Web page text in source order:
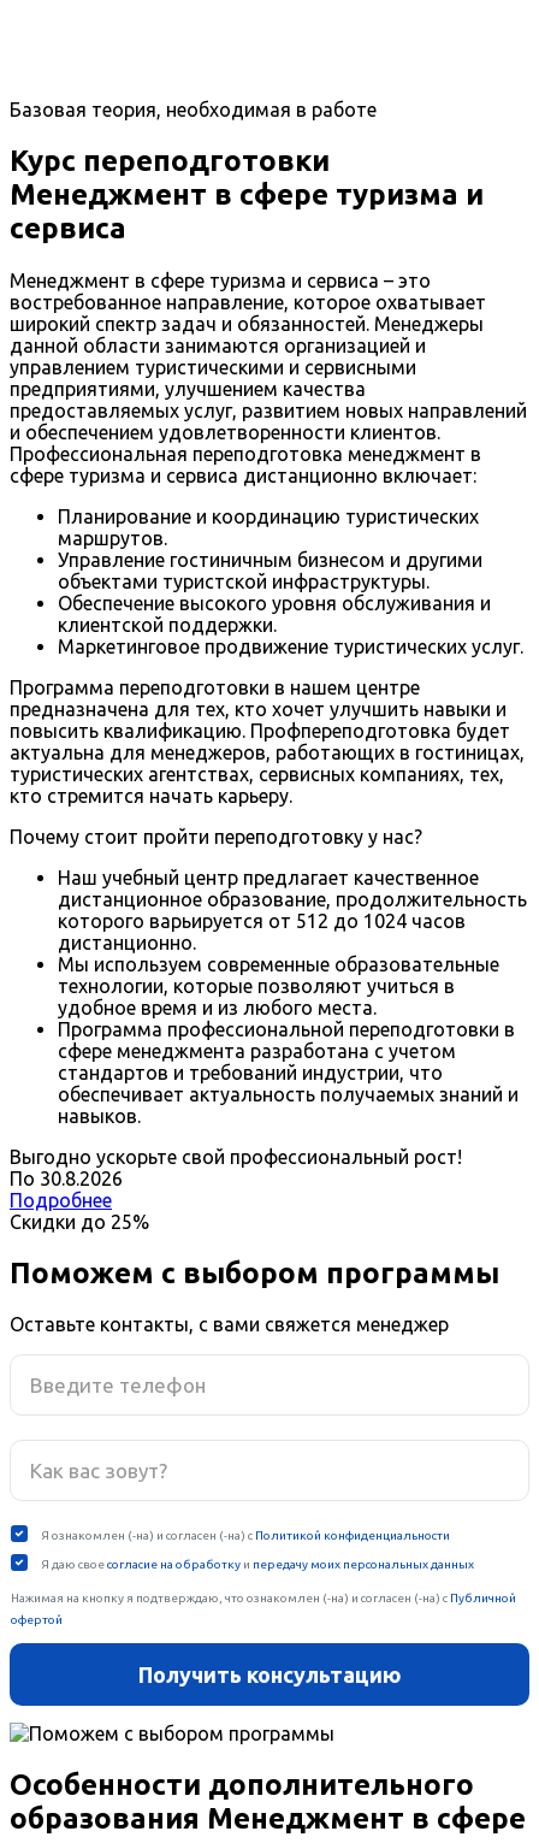
Базовая теория, необходимая в работе
Курс переподготовки
Менеджмент в сфере туризма и
сервиса
Менеджмент в сфере туризма и сервиса – это
востребованное направление, которое охватывает
широкий спектр задач и обязанностей. Менеджеры
данной области занимаются организацией и
управлением туристическими и сервисными
предприятиями, улучшением качества
предоставляемых услуг, развитием новых направлений
и обеспечением удовлетворенности клиентов.
Профессиональная переподготовка менеджмент в
сфере туризма и сервиса дистанционно включает:
Планирование и координацию туристических
маршрутов.
Управление гостиничным бизнесом и другими
объектами туристской инфраструктуры.
Обеспечение высокого уровня обслуживания и
клиентской поддержки.
Маркетинговое продвижение туристических услуг.
Программа переподготовки в нашем центре
предназначена для тех, кто хочет улучшить навыки и
повысить квалификацию. Профпереподготовка будет
актуальна для менеджеров, работающих в гостиницах,
туристических агентствах, сервисных компаниях, тех,
кто стремится начать карьеру.
Почему стоит пройти переподготовку у нас?
Наш учебный центр предлагает качественное
дистанционное образование, продолжительность
которого варьируется от 512 до 1024 часов
дистанционно.
Мы используем современные образовательные
технологии, которые позволяют учиться в
удобное время и из любого места.
Программа профессиональной переподготовки в
сфере менеджмента разработана с учетом
стандартов и требований индустрии, что
обеспечивает актуальность получаемых знаний и
навыков.
Выгодно ускорьте свой профессиональный рост!
По 30.8.2026
Подробнее
Скидки до 25%
Поможем с выбором программы
Оставьте контакты, с вами свяжется менеджер
Особенности дополнительного
образования Менеджмент в сфере